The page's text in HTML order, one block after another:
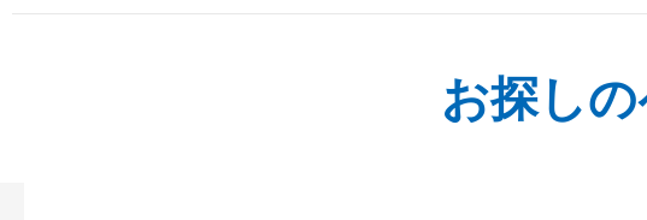
お探し